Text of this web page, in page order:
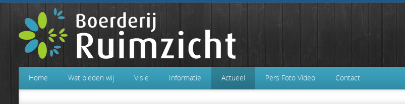
Home Wat bieden wij Visie Informatie Actueel Pers Foto Video Contact